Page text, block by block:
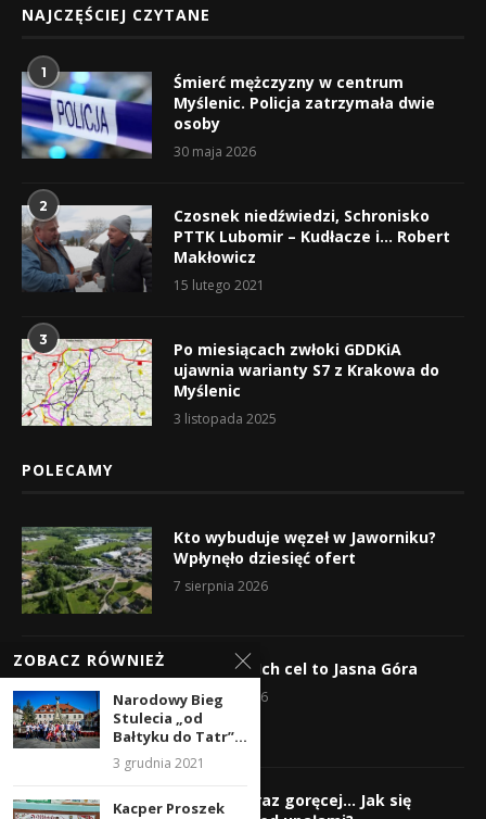
NAJCZĘŚCIEJ CZYTANE
1
Śmierć mężczyzny w centrum
Myślenic. Policja zatrzymała dwie
osoby
30 maja 2026
2
Czosnek niedźwiedzi, Schronisko
PTTK Lubomir – Kudłacze i… Robert
Makłowicz
15 lutego 2021
3
Po miesiącach zwłoki GDDKiA
ujawnia warianty S7 z Krakowa do
Myślenic
3 listopada 2025
POLECAMY
Kto wybuduje węzeł w Jaworniku?
Wpłynęło dziesięć ofert
7 sierpnia 2026
Wyruszyli! Ich cel to Jasna Góra
5 sierpnia 2026
Gorąco, coraz goręcej… Jak się
ZOBACZ RÓWNIEŻ
Narodowy Bieg
Stulecia „od
Bałtyku do Tatr”...
3 grudnia 2021
Kacper Proszek